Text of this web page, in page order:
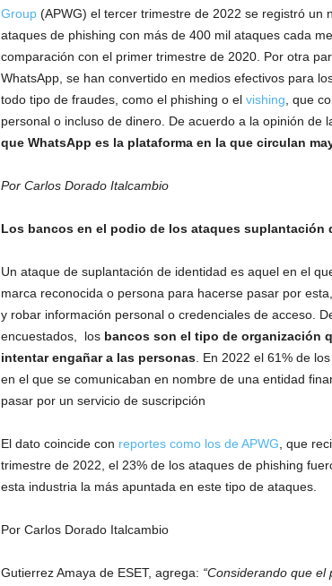
Group(APWG) el tercer trimestre de 2022 se registró un
ataques de phishing con más de 400 mil ataques cada
comparación con el primer trimestre de 2020. Por otra
WhatsApp, se han convertido en medios efectivos para
todo tipo de fraudes, como el phishing o el vishing , que
personal o incluso de dinero. De acuerdo a la opinión de
que WhatsApp es la plataforma en la que circulan
Por Carlos Dorado Italcambio
Los bancos en el podio de los ataques suplantación
Un ataque de suplantación de identidad es aquel en el
marca reconocida o persona para hacerse pasar por
y robar información personal o credenciales de acceso.
encuestados, los bancos son el tipo de organización
intentar engañar a las personas. En 2022 el 61% de
en el que se comunicaban en nombre de una entidad
pasar por un servicio de suscripción
El dato coincide con reportes como los de APWG , que
trimestre de 2022, el 23% de los ataques de phishing
esta industria la más apuntada en este tipo de ataques.
Por Carlos Dorado Italcambio
Gutierrez Amaya de ESET, agrega: “Considerando que